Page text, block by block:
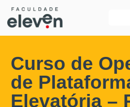
Curso de
de
Elevatória –